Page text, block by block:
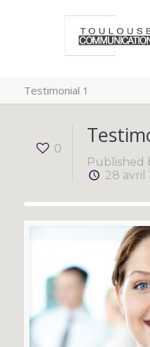
Testimonial 1
0
Published
28 avril